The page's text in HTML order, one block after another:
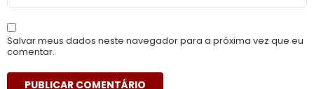
Salvar meus dados neste navegador para a próxima vez que eu
comentar.